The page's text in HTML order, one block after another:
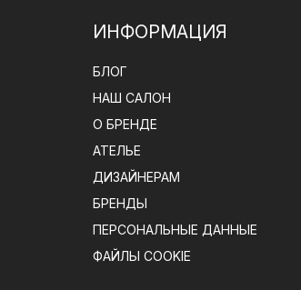
ИНФОРМАЦИЯ
БЛОГ
НАШ САЛОН
О БРЕНДЕ
АТЕЛЬЕ
ДИЗАЙНЕРАМ
БРЕНДЫ
ПЕРСОНАЛЬНЫЕ ДАННЫЕ
ФАЙЛЫ COOKIE